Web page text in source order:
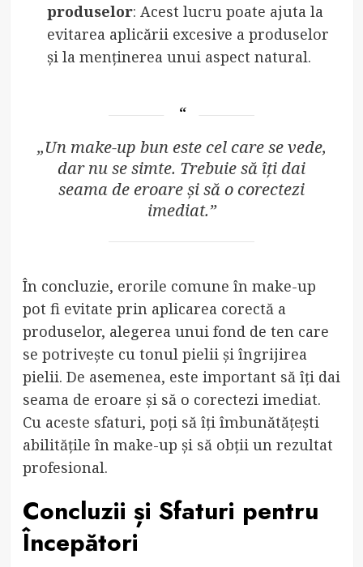
produselor: Acest lucru poate ajuta la
evitarea aplicării excesive a produselor
și la menținerea unui aspect natural.
„Un make-up bun este cel care se vede,
dar nu se simte. Trebuie să îți dai
seama de eroare și să o corectezi
imediat.”
În concluzie, erorile comune în make-up
pot fi evitate prin aplicarea corectă a
produselor, alegerea unui fond de ten care
se potrivește cu tonul pielii și îngrijirea
pielii. De asemenea, este important să îți dai
seama de eroare și să o corectezi imediat.
Cu aceste sfaturi, poți să îți îmbunătățești
abilitățile în make-up și să obții un rezultat
profesional.
Concluzii și Sfaturi pentru
Începători